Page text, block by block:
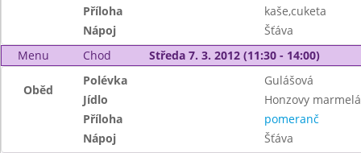
Příloha
kaše,cuketa
Nápoj
Šťáva
Menu
Chod Středa 7. 3. 2012 (11:30 - 14:00)
Oběd
Polévka
Gulášová
Jídlo
Honzovy
Příloha
pomeranč
Nápoj
Šťáva